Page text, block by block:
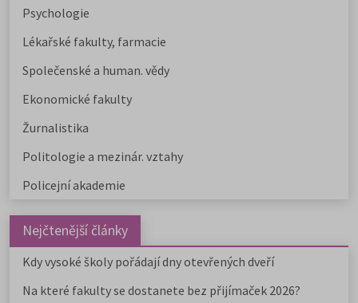
Psychologie
Lékařské fakulty, farmacie
Společenské a human. vědy
Ekonomické fakulty
Žurnalistika
Politologie a mezinár. vztahy
Policejní akademie
Nejčtenější články
Kdy vysoké školy pořádají dny otevřených dveří
Na které fakulty se dostanete bez přijímaček 2026?